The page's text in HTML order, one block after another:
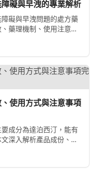
礙與早洩的專業解析
礙與早洩問題的處方藥
藥理機制、使用注意事
使用方式與注意事項
成分為達泊西汀，能有
深入解析產品成份、功